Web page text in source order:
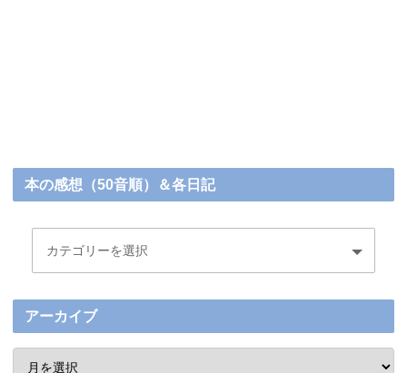
本の感想（50音順）＆各日記
アーカイブ